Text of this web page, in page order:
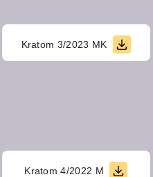
Kratom 3/2023 MK
Kratom 4/2022 M